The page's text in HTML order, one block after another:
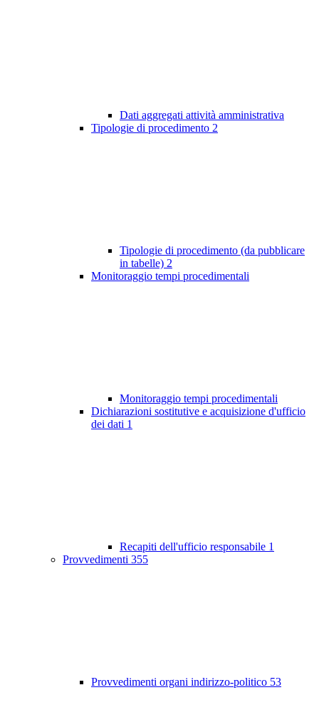
Dati aggregati attività amministrativa
Tipologie di procedimento 2
Tipologie di procedimento (da pubblicare
in tabelle) 2
Monitoraggio tempi procedimentali
Monitoraggio tempi procedimentali
Dichiarazioni sostitutive e acquisizione d'ufficio
dei dati 1
Recapiti dell'ufficio responsabile 1
Provvedimenti 355
Provvedimenti organi indirizzo-politico 53